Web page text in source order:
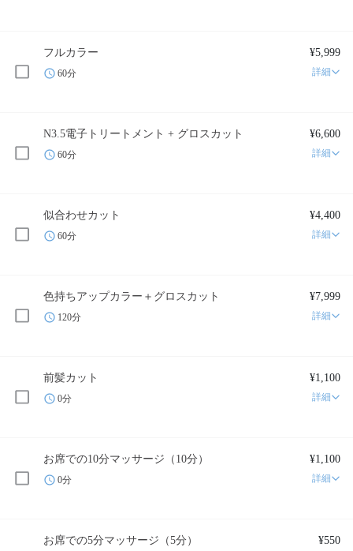
フルカラー ¥5,999
60分 詳細
N3.5電子トリートメント + グロスカット ¥6,600
60分 詳細
似合わせカット ¥4,400
60分 詳細
色持ちアップカラー＋グロスカット ¥7,999
120分 詳細
前髪カット ¥1,100
0分 詳細
お席での10分マッサージ（10分） ¥1,100
0分 詳細
お席での5分マッサージ（5分） ¥550